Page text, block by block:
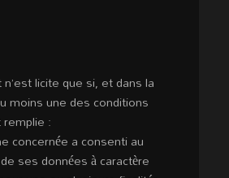
licite que si, et dans la
moins une des conditions
:
concernée a consenti au
ses données à caractère